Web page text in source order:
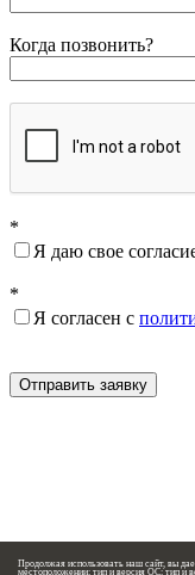
Когда позвонить?
*
Я даю свое
*
Я согласен с
Отправить заявку
Продолжая использовать наш сайт, вы
местоположении; тип и версия ОС; тип и